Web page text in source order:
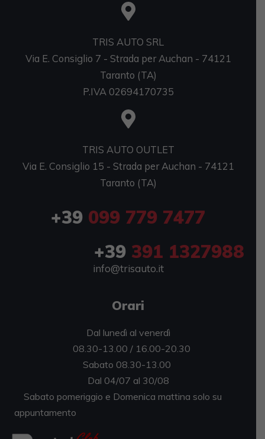
TRIS AUTO SRL
Via E. Consiglio 7 - Strada per Auchan - 74121
Taranto (TA)
P.IVA 02694170735
TRIS AUTO OUTLET
Via E. Consiglio 15 - Strada per Auchan - 74121
Taranto (TA)
+39 099 779 7477
+39 391 1327988
info@trisauto.it
Orari
Dal lunedì al venerdì
08.30-13.00 / 16.00-20.30
Sabato 08.30-13.00
Dal 04/07 al 30/08
Sabato pomeriggio e Domenica mattina solo su
appuntamento